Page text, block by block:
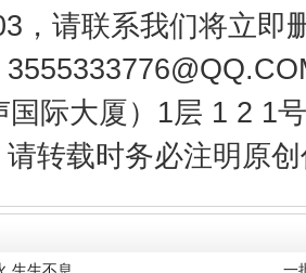
，请联系我们将立即
国际大厦）1层 1 2 1
请转载时务必注明原
生生不息